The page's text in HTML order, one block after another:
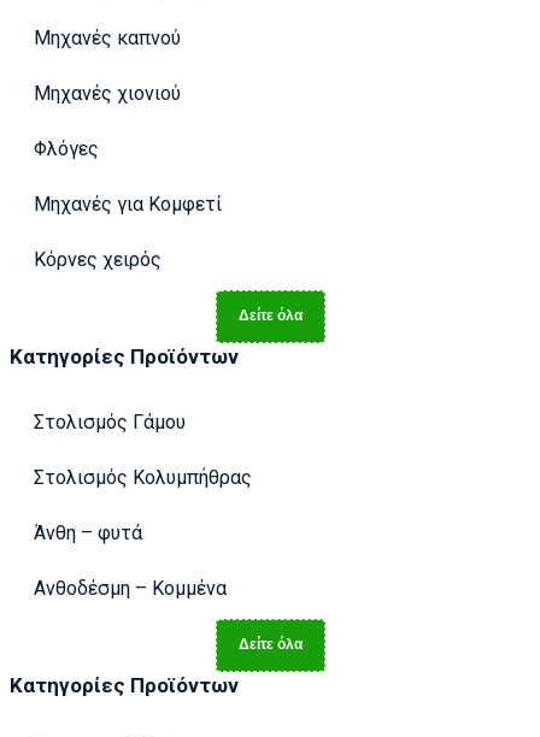
Μηχανές καπνού
Μηχανές χιονιού
Φλόγες
Μηχανές για Κομφετί
Κόρνες χειρός
Δείτε όλα
Κατηγορίες Προϊόντων
Στολισμός Γάμου
Στολισμός Κολυμπήθρας
Άνθη – φυτά
Ανθοδέσμη – Κομμένα
Δείτε όλα
Κατηγορίες Προϊόντων